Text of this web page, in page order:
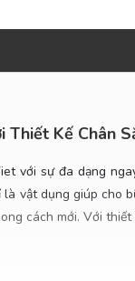
Thiết Kế Chân
với sự đa dạng
vật dụng giúp cho
cách mới. Với